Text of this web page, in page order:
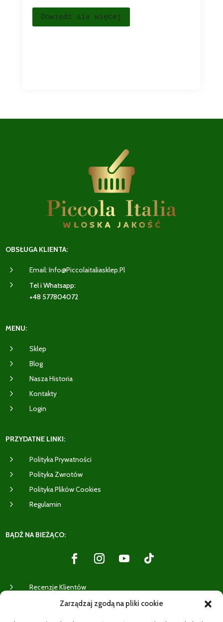
Zarządzaj zgodą na pliki cookie
Dowiedz się więcej
OBSŁUGA KLIENTA:
5 Email: Info@piccolaitaliasklep.pl
5
Tel i Whatsapp:
+48 577804072
MENU:
5 Sklep
5 Blog
5 Nasza Historia
5 Kontakty
5 Login
PRZYDATNE LINKI:
5 Polityka Prywatności
5 Polityka Zwrotów
5 Polityka Plików Cookies
5 Regulamin
BĄDŹ NA BIEŻĄCO:
5 Recenzje Klientów